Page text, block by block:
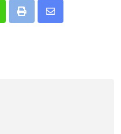
Print
Share